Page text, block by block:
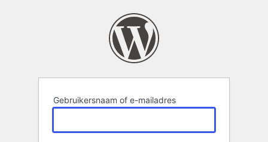
Gebruikersnaam of e-mailadres